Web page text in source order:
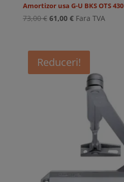
Amortizor usa G-U BKS OTS 430
73,00€ Prețul
fost:
73,00 €.
61,00 €Prețul
61,00 €.
Fara TVA
Reduceri!